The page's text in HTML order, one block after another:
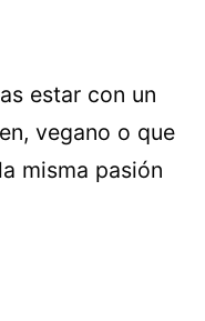
estar con un
vegano o que
misma pasión